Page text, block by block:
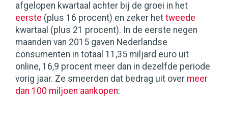
afgelopen kwartaal achter bij de groei in het
eerste (plus 16 procent) en zeker het tweede
kwartaal (plus 21 procent). In de eerste negen
maanden van 2015 gaven Nederlandse
consumenten in totaal 11,35 miljard euro uit
online, 16,9 procent meer dan in dezelfde periode
vorig jaar. Ze smeerden dat bedrag uit over meer
dan 100 miljoen aankopen: